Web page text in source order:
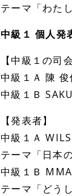
テーマ「わた
中級１ 個人発
【中級１の司会
中級１Ａ 陳 俊
中級１Ｂ
【発表者】
中級１Ａ
テーマ「日本
中級１Ｂ
テーマ「どう